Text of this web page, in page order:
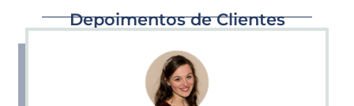
Depoimentos de Clientes